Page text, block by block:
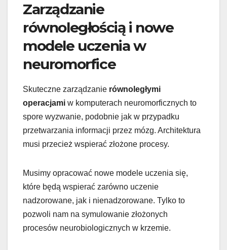
Zarządzanie
równoległością i nowe
modele uczenia w
neuromorfice
Skuteczne zarządzanie równoległymi
operacjami w komputerach neuromorficznych to
spore wyzwanie, podobnie jak w przypadku
przetwarzania informacji przez mózg. Architektura
musi przecież wspierać złożone procesy.
Musimy opracować nowe modele uczenia się,
które będą wspierać zarówno uczenie
nadzorowane, jak i nienadzorowane. Tylko to
pozwoli nam na symulowanie złożonych
procesów neurobiologicznych w krzemie.